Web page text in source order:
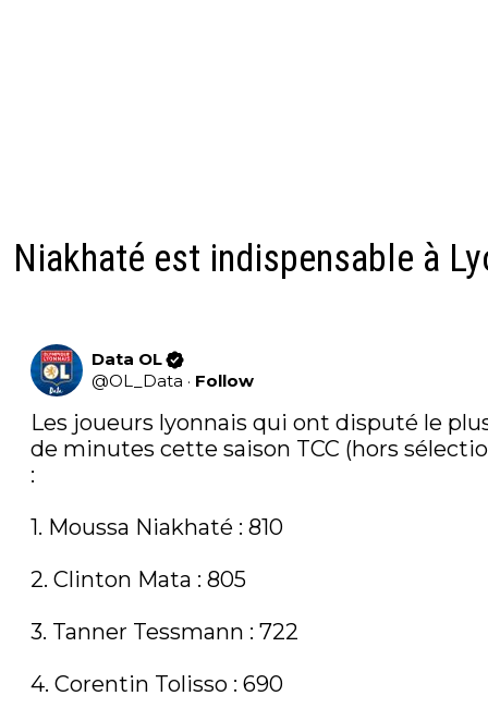
Niakhaté est indispensable à
Data OL
@OL_Data · Follow
Les joueurs lyonnais qui ont disputé le
de minutes cette saison TCC (hors
:
1. Moussa Niakhaté : 810
2. Clinton Mata : 805
3. Tanner Tessmann : 722
4. Corentin Tolisso : 690